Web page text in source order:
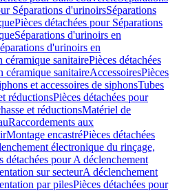
Séparations d'urinoirsSéparations
Pièces détachées pour Séparations
Séparations d'urinoirs en
d'urinoirs en
céramique sanitairePièces détachées
céramique sanitaireAccessoiresPièces
et accessoires de siphonsTubes
réductionsPièces détachées pour
et réductionsMatériel de
Raccordements aux
Montage encastréPièces détachées
électronique du rinçage,
détachées pour A déclenchement
sur secteurA déclenchement
par pilesPièces détachées pour